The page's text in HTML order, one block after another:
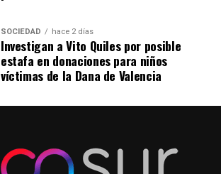
SOCIEDAD hace 2 días
Investigan a Vito Quiles por posible
estafa en donaciones para niños
víctimas de la Dana de Valencia